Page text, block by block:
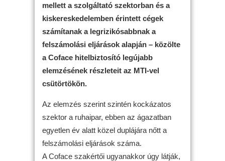
mellett a szolgáltató szektorban és a
kiskereskedelemben érintett cégek
számítanak a legrizikósabbnak a
felszámolási eljárások alapján – közölte
a Coface hitelbiztosító legújabb
elemzésének részleteit az MTI-vel
csütörtökön.
Az elemzés szerint szintén kockázatos
szektor a ruhaipar, ebben az ágazatban
egyetlen év alatt közel duplájára nőtt a
felszámolási eljárások száma.
A Coface szakértői ugyanakkor úgy látják,